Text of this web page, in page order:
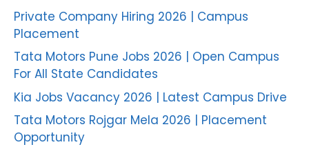
Private Company Hiring 2026 | Campus
Placement
Tata Motors Pune Jobs 2026 | Open Campus
For All State Candidates
Kia Jobs Vacancy 2026 | Latest Campus Drive
Tata Motors Rojgar Mela 2026 | Placement
Opportunity